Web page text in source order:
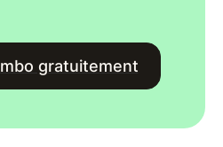
gratuitement